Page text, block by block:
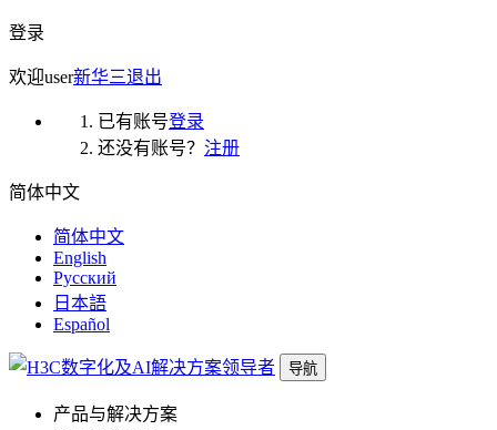
登录
欢迎user新华三退出
已有账号登录
还没有账号？ 注册
简体中文
简体中文
English
Русский
日本語
Español
导航
产品与解决方案